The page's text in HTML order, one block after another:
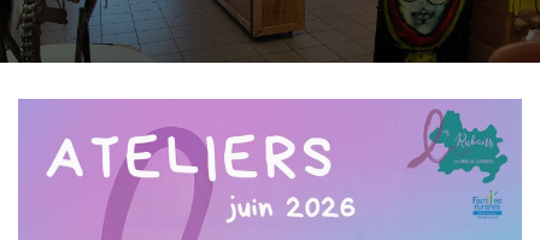
A
I
A
T
I
O